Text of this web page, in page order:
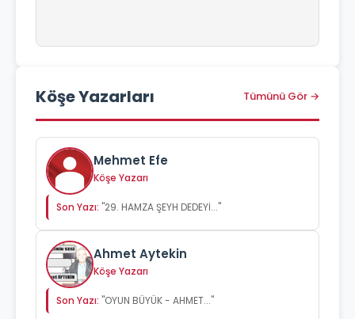
Köşe Yazarları Tümünü Gör →
Mehmet Efe
Köşe Yazarı
Son Yazı: "29. HAMZA ŞEYH DEDEYİ..."
Ahmet Aytekin
Köşe Yazarı
Son Yazı: "OYUN BÜYÜK - AHMET..."